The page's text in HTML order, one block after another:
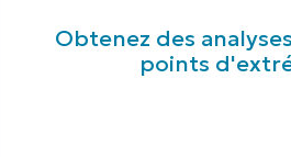
Obtenez des
points